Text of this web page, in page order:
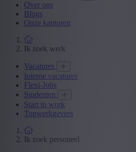
Over ons
Blogs
Onze kantoren
Ik zoek werk
Vacatures
Interne vacatures
Flexi-Jobs
Studenten
Start to work
Topwerkgevers
Ik zoek personeel